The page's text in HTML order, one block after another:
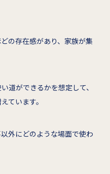
の存在感があり、家族が集
道ができるかを想定して、
ています。
外にどのような場面で使わ